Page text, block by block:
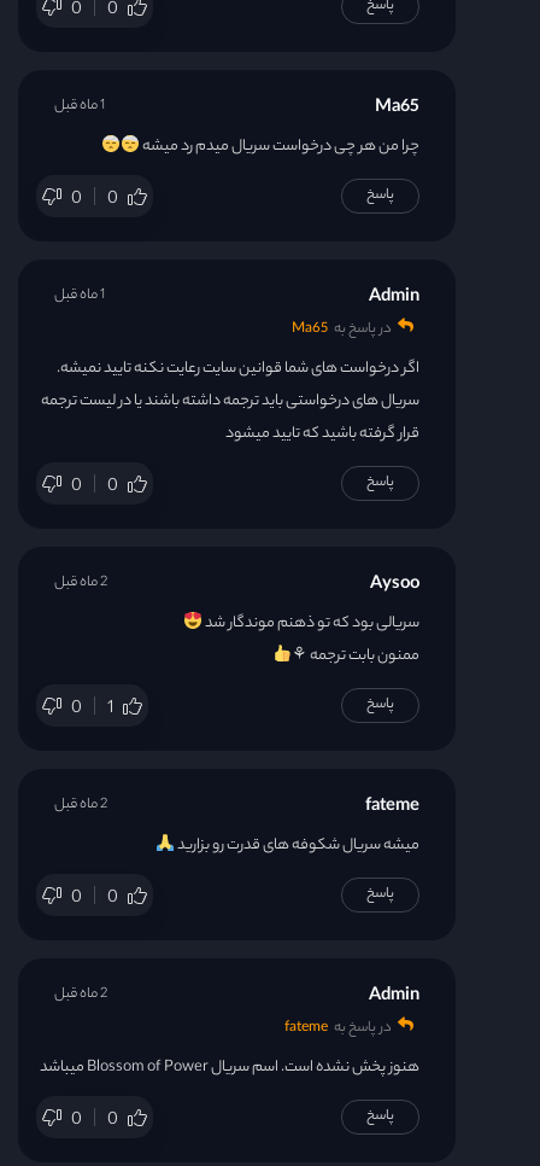
0 0 پاسخ
Ma65
چرا من هر چی درخواست سریال میدم رد میشه
0 0
1 ماه قبل
پاسخ
Admin
در پاسخ به Ma65
اگر درخواست های شما قوانین سایت رعایت نکنه تایید نمیشه.
سریال های درخواستی باید ترجمه داشته باشند یا در لیست ترجمه
قرار گرفته باشید که تایید میشود
0 0
1 ماه قبل
پاسخ
Aysoo
سریالی بود که تو ذهنم موندگار شد
ممنون بابت ترجمه ⚘
0 1
2 ماه قبل
پاسخ
fateme
میشه سریال شکوفه های قدرت رو بزارید
0 0
2 ماه قبل
پاسخ
Admin
در پاسخ به fateme
هنوز پخش نشده است. اسم سریال Blossom of Power میباشد
0 0
2 ماه قبل
پاسخ